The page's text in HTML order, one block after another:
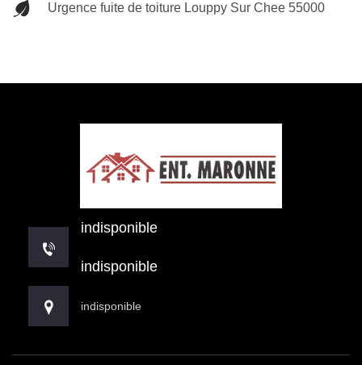
Urgence fuite de toiture Louppy Sur Chee 55000
indisponible
indisponible
indisponible